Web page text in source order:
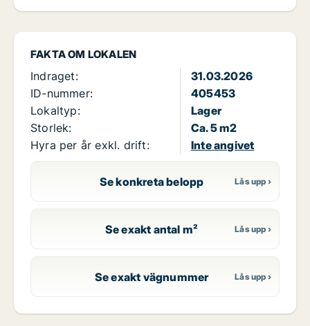
FAKTA OM LOKALEN
Indraget:
31.03.2026
ID-nummer:
405453
Lokaltyp:
Lager
Storlek:
Ca. 5 m2
Hyra per år exkl. drift:
Inte angivet
Se konkreta belopp
Se exakt antal m²
Se exakt vägnummer